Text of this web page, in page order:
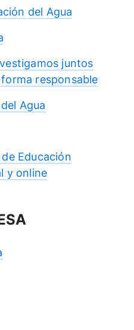
del Agua
juntos
responsable
Agua
Educación
y online